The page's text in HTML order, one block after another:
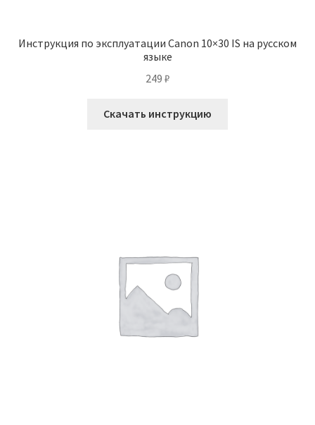
Инструкция по эксплуатации Canon 10×30 IS на русском
языке
249 ₽
Скачать инструкцию